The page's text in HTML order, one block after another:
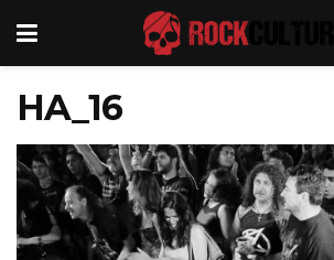
HA_16